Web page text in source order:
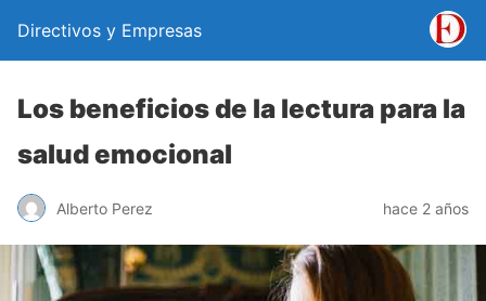
Directivos y Empresas
Los beneficios de la lectura para la
salud emocional
Alberto Perez hace 2 años